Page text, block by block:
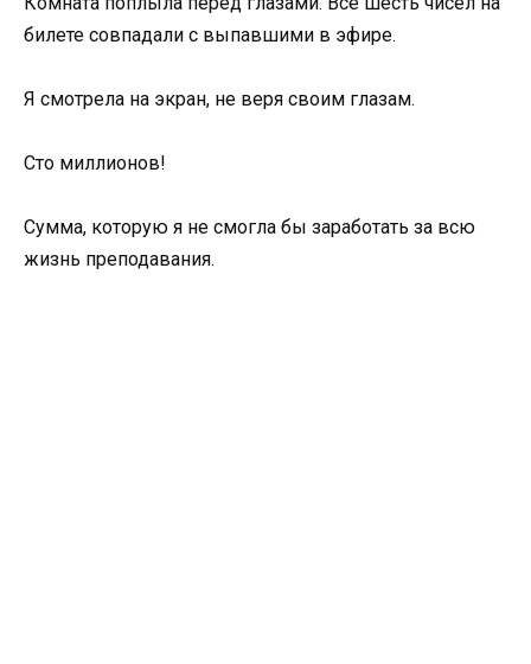
билете совпадали с выпавшими в эфире.
Я смотрела на экран, не веря своим глазам.
Сто миллионов!
Сумма, которую я не смогла бы заработать за всю
жизнь преподавания.